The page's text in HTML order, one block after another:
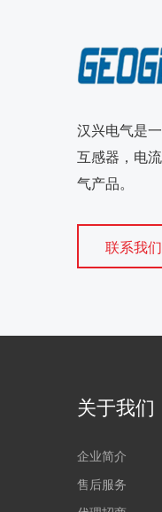
汉兴电气是
互感器，电
气产品。
联系我们
关于我们
企业简介
售后服务